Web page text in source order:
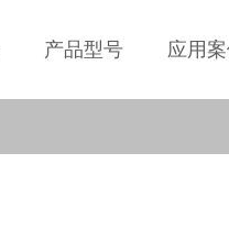
产品型号 应用案